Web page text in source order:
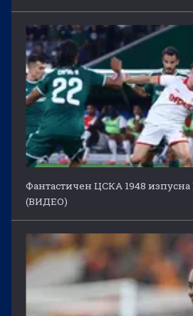
Фантастичен ЦСКА 1948 изпусна
(ВИДЕО)